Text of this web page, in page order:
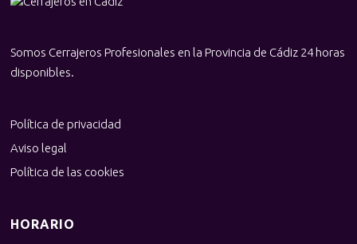
Somos Cerrajeros Profesionales en la Provincia de Cádiz 24 horas
disponibles.
Política de privacidad
Aviso legal
Política de las cookies
HORARIO